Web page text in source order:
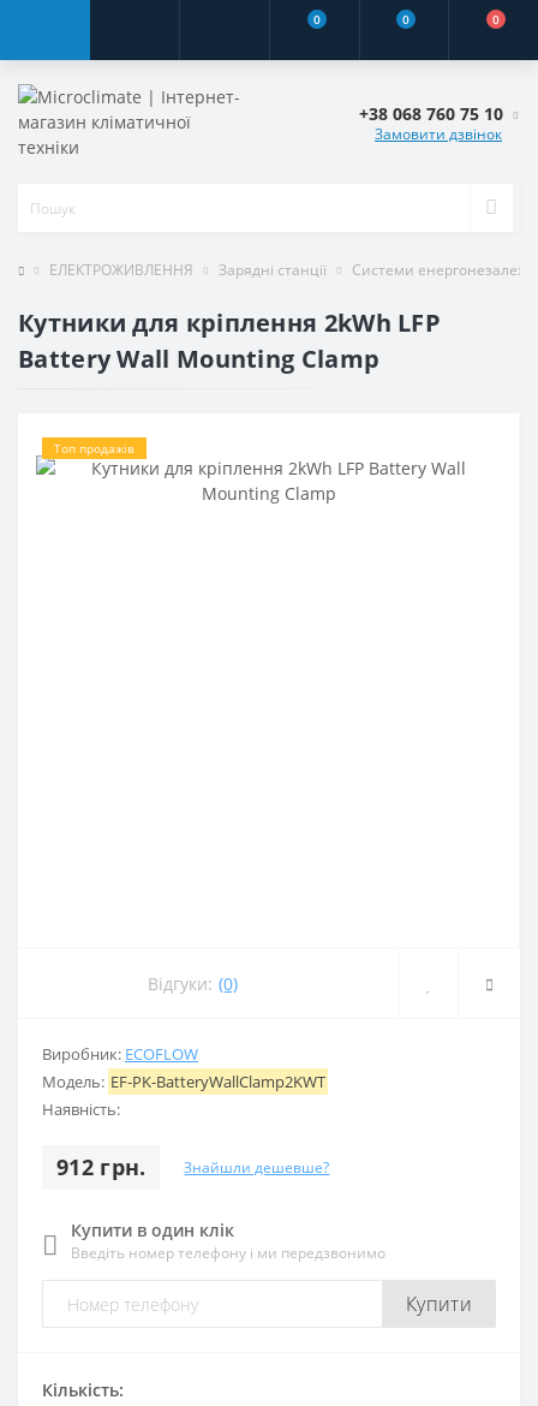
0 0 0
+38 068 760 75 10
Замовити дзвінок
ЕЛЕКТРОЖИВЛЕННЯ Зарядні станції Системи
Кутники для кріплення 2kWh LFP
Battery Wall Mounting Clamp
Топ продажів
Відгуки: (0)
Виробник: ECOFLOW
Модель: EF-PK-BatteryWallClamp2KWT
Наявність:
912 грн. Знайшли дешевше?
Купити в один клік
Введіть номер телефону і ми передзвонимо
Купити
Кількість: